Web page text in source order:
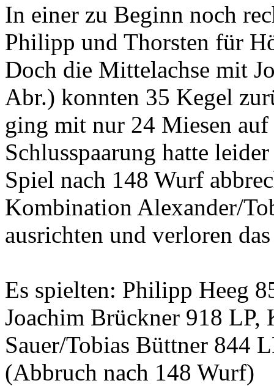
In einer zu Beginn noch
Philipp und Thorsten für
Doch die Mittelachse mit
Abr.) konnten 35 Kegel
ging mit nur 24 Miesen
Schlusspaarung hatte
Spiel nach 148 Wurf
Kombination Alexander/
ausrichten und verloren
Es spielten: Philipp Heeg
Joachim Brückner 918 LP,
Sauer/Tobias Büttner 844
(Abbruch nach 148 Wurf)